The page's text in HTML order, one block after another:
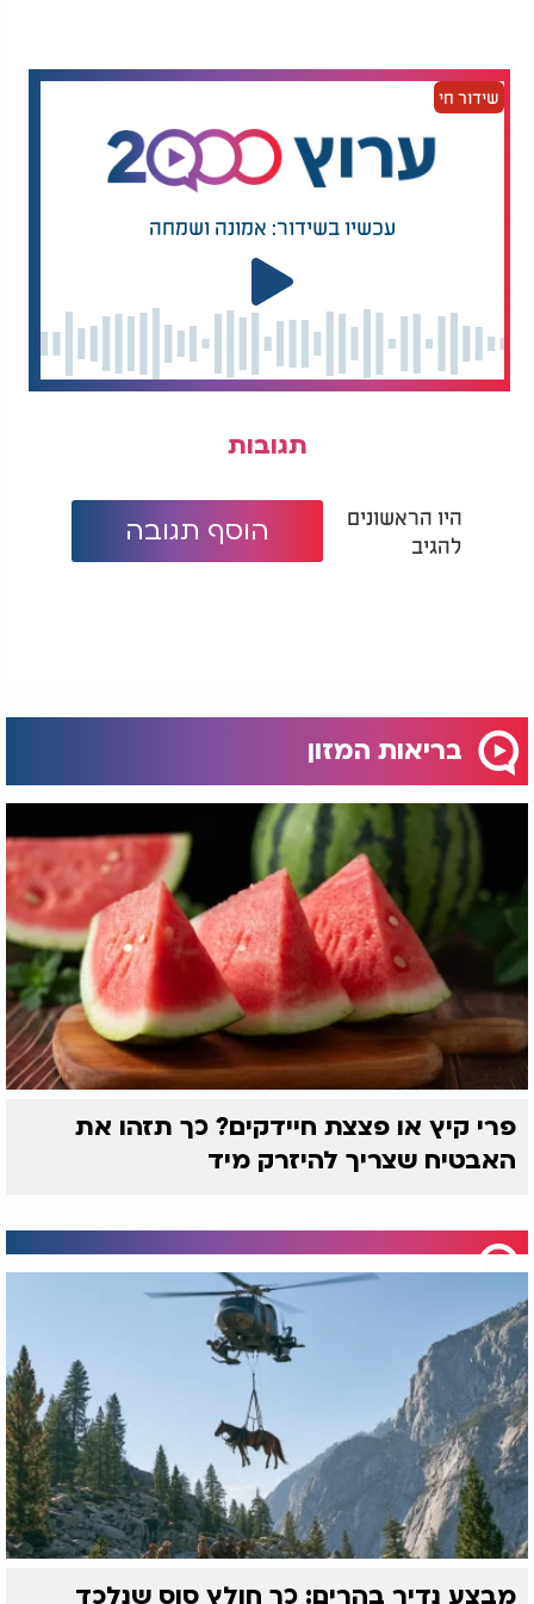
החוקרים ממליצים להכניס את המזונות האלה לתפריט
כמה פעמים בשבוע, ולתת לגוף בערך חודשיים-שלושה
כדי לראות שינוי אמיתי. כמובן, גם שינה מספקת, שתייה
מרובה וניהול מתחים תורמים לתוצאה.
שינוי תזונתי נכון יכול להיות המפתח לשיער בריא, חזק
ומלא יותר - בלי קסמים, פשוט עם אוכל טוב.
שידור חי
עכשיו בשידור: אמונה ושמחה
תגובות
היו הראשונים
להגיב
הוסף תגובה
בריאות המזון
פרי קיץ או פצצת חיידקים? כך תזהו את
האבטיח שצריך להיזרק מיד
מבצע נדיר בהרים: כך חולץ סוס שנלכד